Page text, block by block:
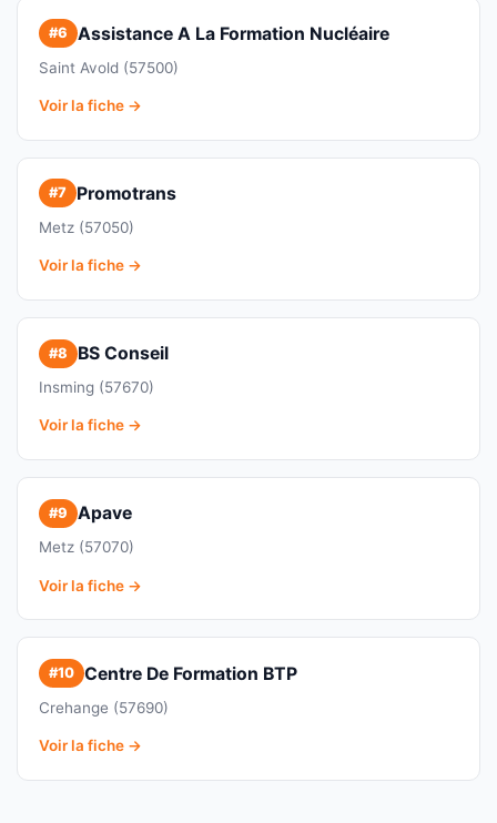
#6 Assistance A La Formation Nucléaire
Saint Avold (57500)
Voir la fiche →
#7 Promotrans
Metz (57050)
Voir la fiche →
#8 BS Conseil
Insming (57670)
Voir la fiche →
#9 Apave
Metz (57070)
Voir la fiche →
#10 Centre De Formation BTP
Crehange (57690)
Voir la fiche →